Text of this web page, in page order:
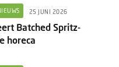
25 JUNI 2026
Batched Spritz-
horeca